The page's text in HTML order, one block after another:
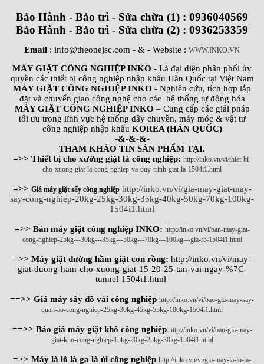
Bảo Hành - Bảo trì - Sửa chữa (1) : 0936040569
Bảo Hành - Bảo trì - Sửa chữa (2) : 0936253359
Email : info@theonejsc.com - & - Website : WWW.INKO.VN
MÁY GIẶT CÔNG NGHIỆP INKO - Là đại diện phân phối ủy
quyền các thiết bị công nghiệp nhập khẩu Hàn Quốc tại Việt Nam
MÁY GIẶT CÔNG NGHIỆP INKO - Nghiên cứu, tích hợp lắp
đặt và chuyển giao công nghệ cho các hệ thống tự động hóa
MÁY GIẶT CÔNG NGHIỆP INKO – Cung cấp các giải pháp
tối ưu trong lĩnh vực hệ thống dây chuyền, máy móc & vật tư
công nghiệp nhập khẩu KOREA (HÀN QUỐC)
-&-&-&-
THAM KHẢO TIN SẢN PHẨM TẠI.
=>> Thiết bị cho xưởng giặt là công nghiệp: http://inko.vn/vi/thiet-bi-
cho-xuong-giat-la-cong-nghiep-va-quy-trinh-giat-la-1504i1.html
=>> Giá máy giặt sấy công nghiệp http://inko.vn/vi/gia-may-giat-may-
say-cong-nghiep-20kg-25kg-30kg-35kg-40kg-50kg-70kg-100kg-
1504i1.html
=>> Bán máy giặt công nghiệp INKO: http://inko.vn/vi/ban-may-giat-
cong-nghiep-25kg---30kg---35kg---50kg---70kg---100kg---gia-re-1504i1.html
=>> Máy giặt đường hầm giặt con rồng: http://inko.vn/vi/may-
giat-duong-ham-cho-xuong-giat-15-20-25-tan-vai-ngay-%7C-
tunnel-1504i1.html
==>> Giá máy sấy đồ vải công nghiệp http://inko.vn/vi/bao-gia-may-say-
quan-ao-cong-nghiep-25kg-30kg-45kg-55kg-100kg-1504i1.html
==>> Báo giá máy giặt khô công nghiệp http://inko.vn/vi/bao-gia-may-
giat-kho-cong-nghiep-15kg-20kg-25kg-30kg-1504i1.html
=>> Máy là lô là ga là ủi công nghiệp http://inko.vn/vi/gia-may-la-lo-la-